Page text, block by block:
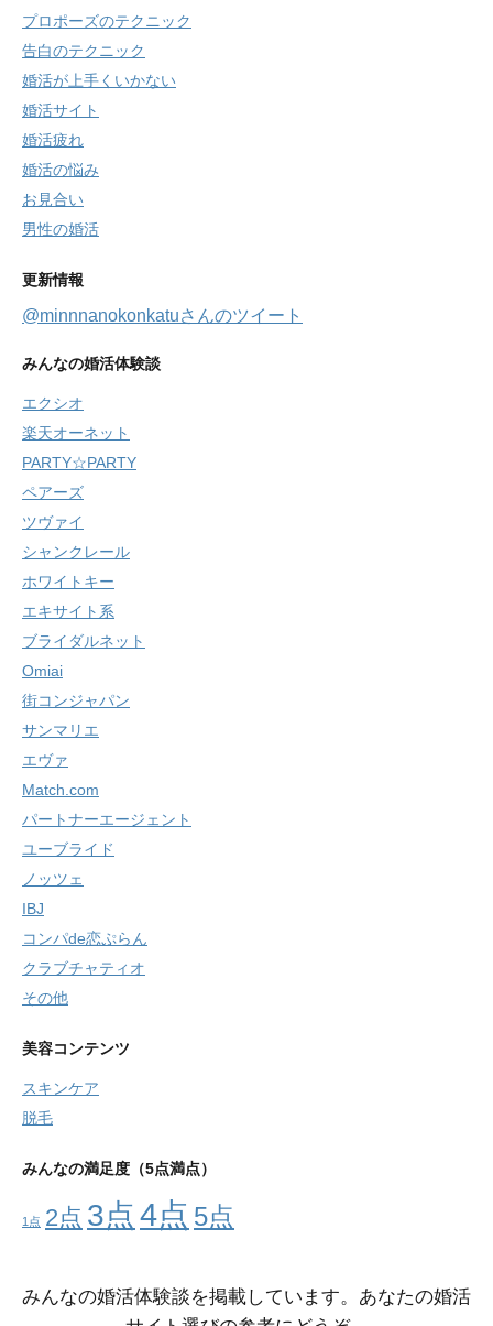
プロポーズのテクニック
告白のテクニック
婚活が上手くいかない
婚活サイト
婚活疲れ
婚活の悩み
お見合い
男性の婚活
更新情報
@minnnanokonkatuさんのツイート
みんなの婚活体験談
エクシオ
楽天オーネット
PARTY☆PARTY
ペアーズ
ツヴァイ
シャンクレール
ホワイトキー
エキサイト系
ブライダルネット
Omiai
街コンジャパン
サンマリエ
エヴァ
Match.com
パートナーエージェント
ユーブライド
ノッツェ
IBJ
コンパde恋ぷらん
クラブチャティオ
その他
美容コンテンツ
スキンケア
脱毛
みんなの満足度（5点満点）
1点 2点 3点4点 5点
みんなの婚活体験談を掲載しています。あなたの婚活